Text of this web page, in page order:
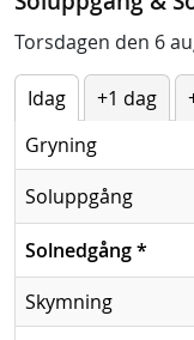
Torsdagen den 6
Idag +1 dag
Gryning
Soluppgång
Solnedgång*
Skymning